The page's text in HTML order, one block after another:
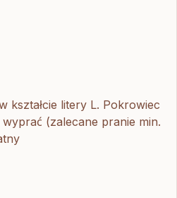
kształcie litery L. Pokrowiec
wyprać (zalecane pranie min.